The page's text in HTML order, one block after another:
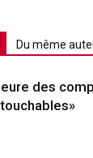
Du même
des